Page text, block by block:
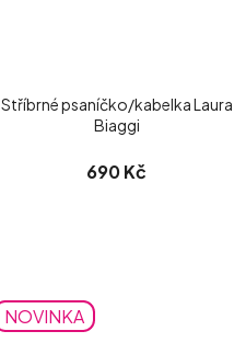
Stříbrné psaníčko/kabelka Laura
Biaggi
690 Kč
NOVINKA